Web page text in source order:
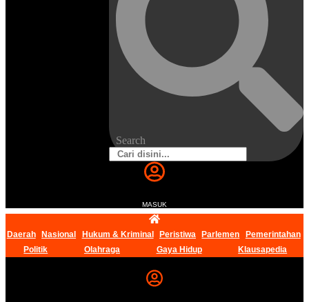
Search
MASUK
Daerah Nasional Hukum & Kriminal Peristiwa Parlemen
Pemerintahan
Politik
Olahraga Gaya Hidup Klausapedia